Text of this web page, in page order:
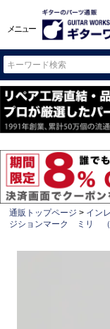
メニュー
通販トップページ イン
ジションマーク ミリ （